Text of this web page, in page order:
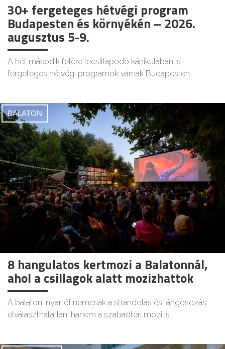
30+ fergeteges hétvégi program
Budapesten és környékén – 2026.
augusztus 5-9.
A hét második felére lecsillapodó kánikulában is
fergeteges hétvégi programok várnak Budapesten.
BALATON
8 hangulatos kertmozi a Balatonnál,
ahol a csillagok alatt mozizhattok
A balatoni nyártól nemcsak a strandolás és lángosozás
elválaszthatatlan, hanem a szabadtéri mozi is.